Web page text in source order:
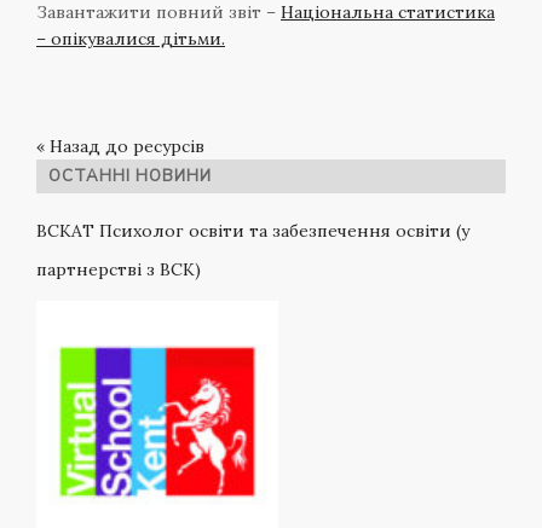
Завантажити повний звіт – Національна статистика
– опікувалися дітьми.
« Назад до ресурсів
ОСТАННІ НОВИНИ
ВСКАТ Психолог освіти та забезпечення освіти (у
партнерстві з ВСК)